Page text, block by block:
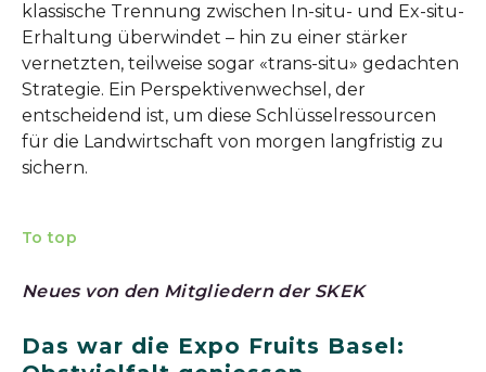
klassische Trennung zwischen In-situ- und Ex-situ-
Erhaltung überwindet – hin zu einer stärker
vernetzten, teilweise sogar «trans-situ» gedachten
Strategie. Ein Perspektivenwechsel, der
entscheidend ist, um diese Schlüsselressourcen
für die Landwirtschaft von morgen langfristig zu
sichern.
To top
Neues von den Mitgliedern der SKEK
Das war die Expo Fruits Basel: